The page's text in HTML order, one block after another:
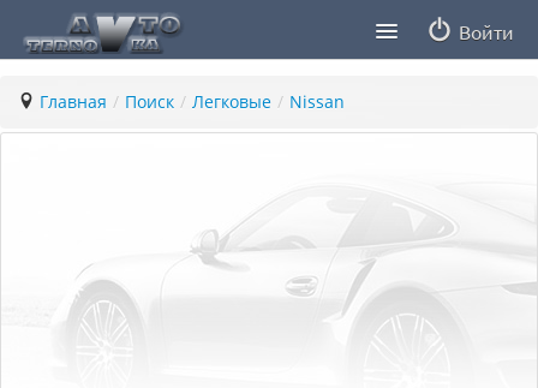
Войти
Статьи
Главная / Поиск / Легковые / Nissan